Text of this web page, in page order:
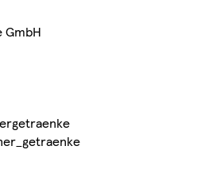
GmbH